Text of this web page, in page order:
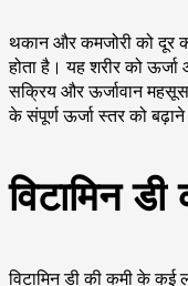
थकान और कमजोरी को दूर
होता है। यह शरीर को
सक्रिय और ऊर्जावान
के संपूर्ण ऊर्जा स्तर को
विटामिन
विटामिन डी की कमी के कई